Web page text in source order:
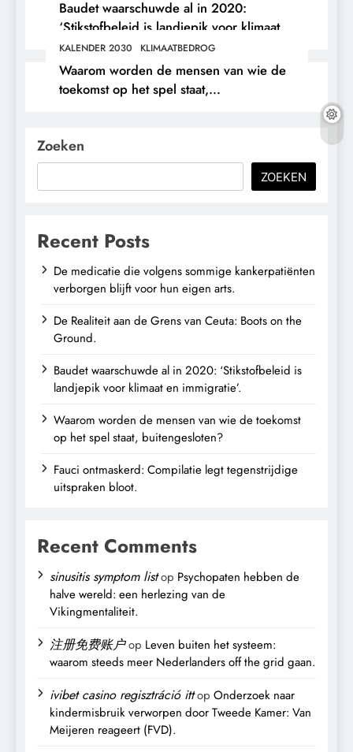
Baudet waarschuwde al in 2020:
‘Stikstofbeleid is landjepik voor klimaat
en immigratie’.
KALENDER 2030 KLIMAATBEDROG
Waarom worden de mensen van wie de
toekomst op het spel staat,
Zoeken
ZOEKEN
Recent Posts
De medicatie die volgens sommige kankerpatiënten
verborgen blijft voor hun eigen arts.
De Realiteit aan de Grens van Ceuta: Boots on the
Ground.
Baudet waarschuwde al in 2020: ‘Stikstofbeleid is
landjepik voor klimaat en immigratie’.
Waarom worden de mensen van wie de toekomst
op het spel staat, buitengesloten?
Fauci ontmaskerd: Compilatie legt tegenstrijdige
uitspraken bloot.
Recent Comments
sinusitis symptom listop Psychopaten hebben de
halve wereld: een herlezing van de
Vikingmentaliteit.
注册免费账户op Leven buiten het systeem:
waarom steeds meer Nederlanders off the grid gaan.
ivibet casino regisztráció ittop Onderzoek naar
kindermisbruik verworpen door Tweede Kamer: Van
Meijeren reageert (FVD).